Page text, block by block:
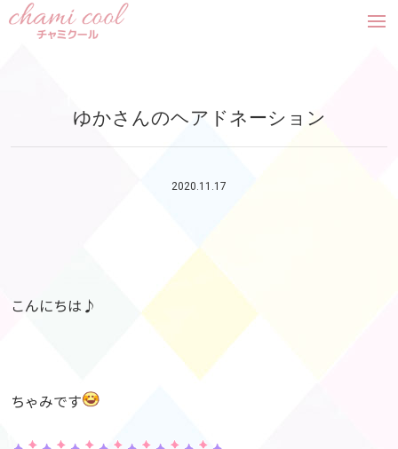
ゆかさんのヘアドネーション
2020.11.17
こんにちは♪
ちゃみです